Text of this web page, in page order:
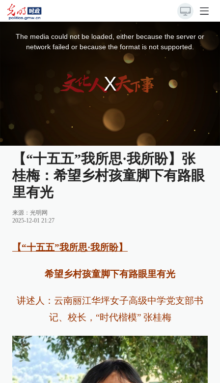
The media could not be loaded, either because the server or
network failed or because the format is not supported.
【“十五五”我所思·我所盼】张
桂梅：希望乡村孩童脚下有路眼
里有光
来源： 光明网
2025-12-01 21:27
【“十五五”我所思·我所盼】
希望乡村孩童脚下有路眼里有光
讲述人：云南丽江华坪女子高级中学党支部书
记、校长，“时代楷模” 张桂梅